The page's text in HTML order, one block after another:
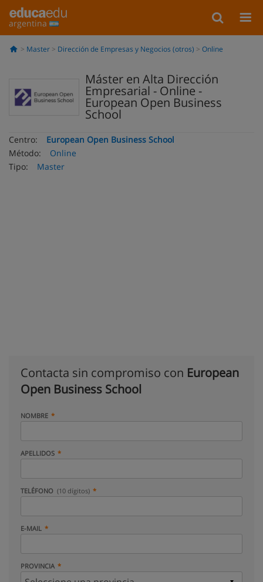
argentina
Master Dirección de Empresas y Negocios (otros) Online
Máster en Alta Dirección
Empresarial - Online -
European Open Business
School
Centro:
European Open Business School
Método:
Online
Tipo:
Master
Contacta sin compromiso con European
Open Business School
NOMBRE
APELLIDOS
TELÉFONO (10 dígitos)
E-MAIL
PROVINCIA